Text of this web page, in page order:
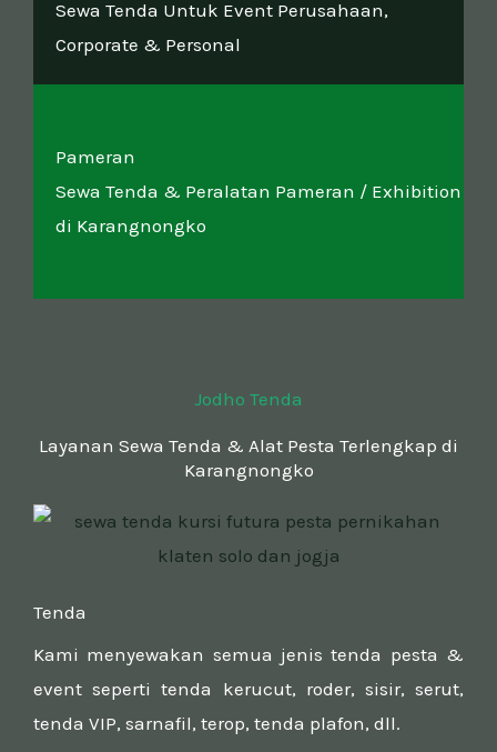
Sewa Tenda Untuk Event Perusahaan,
Corporate & Personal
Pameran
Sewa Tenda & Peralatan Pameran / Exhibition
di Karangnongko
Jodho Tenda
Layanan Sewa Tenda & Alat Pesta Terlengkap di
Karangnongko
Tenda
Kami menyewakan semua jenis tenda pesta &
event seperti tenda kerucut, roder, sisir, serut,
tenda VIP, sarnafil, terop, tenda plafon, dll.